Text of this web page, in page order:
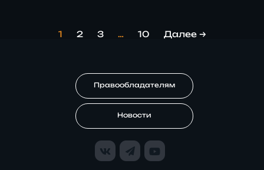
1 2 3 … 10 Далее →
Правообладателям
Новости